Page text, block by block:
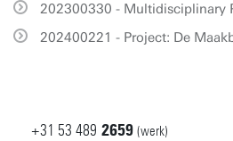
202300330 - Multidisciplinary
202400221 - Project: De
+31 53 489 2659 (werk)